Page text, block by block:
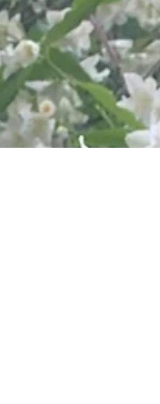
att må lite dåligt några dagar. Frankie har ju sin alldeles
egna familj nu där han är djupt älskad. Valpa